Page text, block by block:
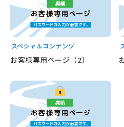
24時間365日
お問
スペシャルコンテンツ
お客様専用ページ（2）